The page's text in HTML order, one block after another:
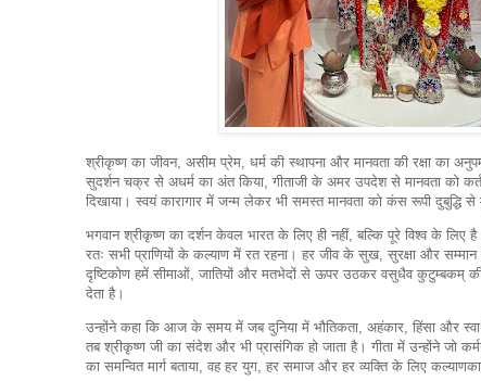
श्रीकृष्ण का जीवन, असीम प्रेम, धर्म की स्थापना और मानवता की रक्षा का
सुदर्शन चक्र से अधर्म का अंत किया, गीताजी के अमर उपदेश से मानवता को
दिखाया। स्वयं कारागार में जन्म लेकर भी समस्त मानवता को कंस रूपी दुबुद्धि से
भगवान श्रीकृष्ण का दर्शन केवल भारत के लिए ही नहीं, बल्कि पूरे विश्व के लिए
रतः सभी प्राणियों के कल्याण में रत रहना। हर जीव के सुख, सुरक्षा और
दृष्टिकोण हमें सीमाओं, जातियों और मतभेदों से ऊपर उठकर वसुधैव कुटुम्बकम्
देता है।
उन्होंने कहा कि आज के समय में जब दुनिया में भौतिकता, अहंकार, हिंसा और
तब श्रीकृष्ण जी का संदेश और भी प्रासंगिक हो जाता है। गीता में उन्होंने जो
का समन्वित मार्ग बताया, वह हर युग, हर समाज और हर व्यक्ति के लिए